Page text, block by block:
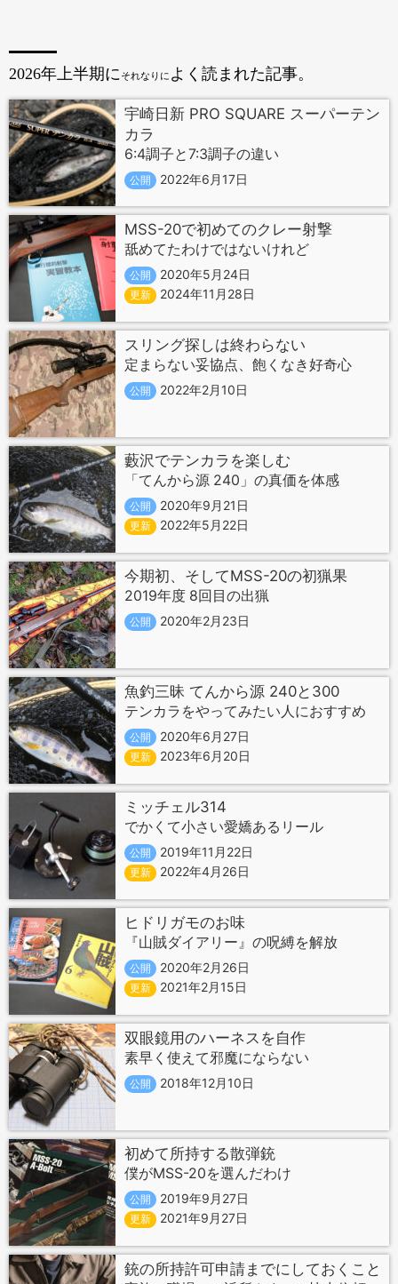
2026年上半期にそれなりに よく読まれた記事。
宇崎日新 PRO SQUARE スーパーテン
カラ
6:4調子と7:3調子の違い
公開 2022年6月17日
MSS-20で初めてのクレー射撃
舐めてたわけではないけれど
公開 2020年5月24日
更新 2024年11月28日
スリング探しは終わらない
定まらない妥協点、飽くなき好奇心
公開 2022年2月10日
藪沢でテンカラを楽しむ
「てんから源 240」の真価を体感
公開 2020年9月21日
更新 2022年5月22日
今期初、そしてMSS-20の初猟果
2019年度 8回目の出猟
公開 2020年2月23日
魚釣三昧 てんから源 240と300
テンカラをやってみたい人におすすめ
公開 2020年6月27日
更新 2023年6月20日
ミッチェル314
でかくて小さい愛嬌あるリール
公開 2019年11月22日
更新 2022年4月26日
ヒドリガモのお味
『山賊ダイアリー』の呪縛を解放
公開 2020年2月26日
更新 2021年2月15日
双眼鏡用のハーネスを自作
素早く使えて邪魔にならない
公開 2018年12月10日
初めて所持する散弾銃
僕がMSS-20を選んだわけ
公開 2019年9月27日
更新 2021年9月27日
銃の所持許可申請までにしておくこと